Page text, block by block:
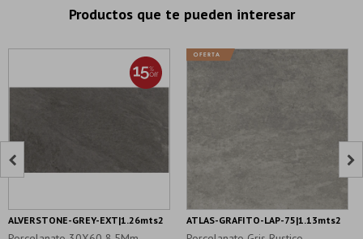
Productos que te pueden interesar
ALVERSTONE-GREY-EXT|1.26mts2 ATLAS-GRAFITO-LAP-75|1.13mts2
 